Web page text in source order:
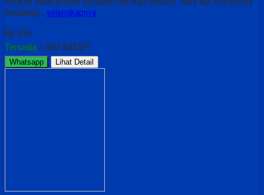
Insulating… selengkapnya
Rp 456
Tersedia / GIM-BATAPI
Whatsapp Lihat Detail